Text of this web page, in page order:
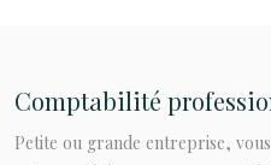
Comptabilité
Petite ou grande entreprise,